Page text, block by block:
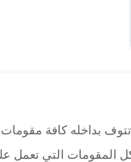
بداخله كافة
التي تعمل